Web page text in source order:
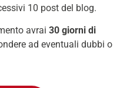
10 post del blog.
avrai 30 giorni di
ad eventuali dubbi o